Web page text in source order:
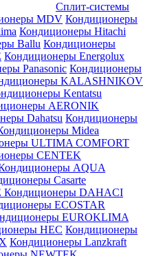
Сплит-системы
MDV Кондиционеры
Кондиционеры Hitachi
Ballu Кондиционеры
Кондиционеры Energolux
Panasonic Кондиционеры
KALASHNIKOV
Kentatsu
AERONIK
Dahatsu Кондиционеры
Midea
ULTIMA COMFORT
CENTEK
AQUA
Casarte
Кондиционеры DAHACI
ECOSTAR
EUROKLIMA
HEC Кондиционеры
Кондиционеры Lanzkraft